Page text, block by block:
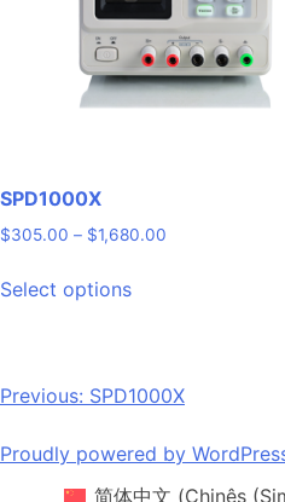
SPD1000X
$305.00 – $1,680.00
Select optionsproduct
variants.
options
Post
navigation
Previous: SPD1000X
Proudly powered by
简体中文 (Chinês